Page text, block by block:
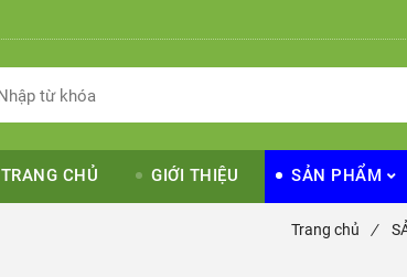
TRANG CHỦ GIỚI THIỆU SẢN PHẨM
Trang chủ /